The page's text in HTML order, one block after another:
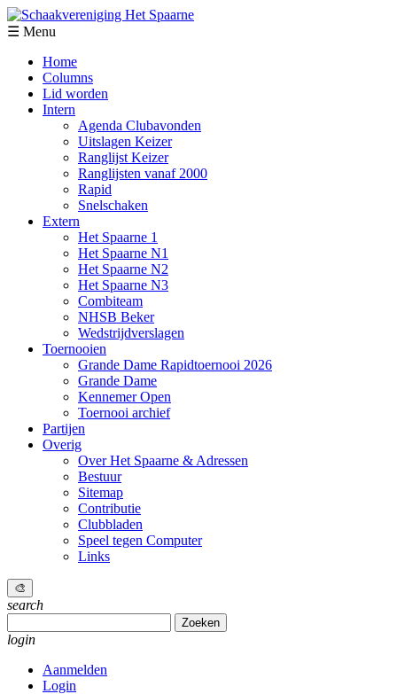
☰ Menu
Home
Columns
Lid worden
Intern
Agenda Clubavonden
Uitslagen Keizer
Ranglijst Keizer
Ranglijsten vanaf 2000
Rapid
Snelschaken
Extern
Het Spaarne 1
Het Spaarne N1
Het Spaarne N2
Het Spaarne N3
Combiteam
NHSB Beker
Wedstrijdverslagen
Toernooien
Grande Dame Rapidtoernooi 2026
Grande Dame
Kennemer Open
Toernooi archief
Partijen
Overig
Over Het Spaarne & Adressen
Bestuur
Sitemap
Contributie
Clubbladen
Speel tegen Computer
Links
🎨
search
naar:
login
Aanmelden
Login